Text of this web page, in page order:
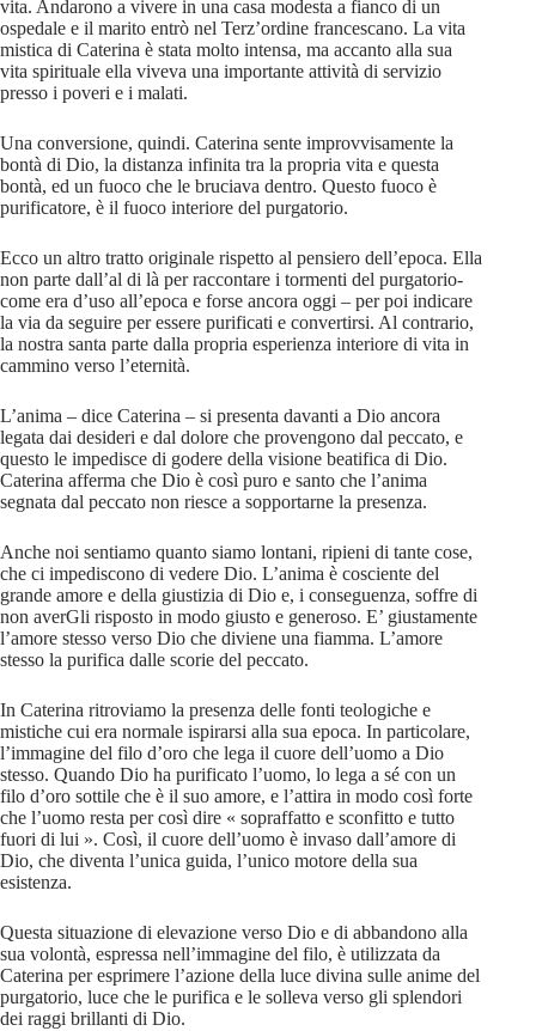
vita. Andarono a vivere in una casa modesta a fianco di un
ospedale e il marito entrò nel Terz’ordine francescano. La vita
mistica di Caterina è stata molto intensa, ma accanto alla sua
vita spirituale ella viveva una importante attività di servizio
presso i poveri e i malati.
Una conversione, quindi. Caterina sente improvvisamente la
bontà di Dio, la distanza infinita tra la propria vita e questa
bontà, ed un fuoco che le bruciava dentro. Questo fuoco è
purificatore, è il fuoco interiore del purgatorio.
Ecco un altro tratto originale rispetto al pensiero dell’epoca. Ella
non parte dall’al di là per raccontare i tormenti del purgatorio-
come era d’uso all’epoca e forse ancora oggi – per poi indicare
la via da seguire per essere purificati e convertirsi. Al contrario,
la nostra santa parte dalla propria esperienza interiore di vita in
cammino verso l’eternità.
L’anima – dice Caterina – si presenta davanti a Dio ancora
legata dai desideri e dal dolore che provengono dal peccato, e
questo le impedisce di godere della visione beatifica di Dio.
Caterina afferma che Dio è così puro e santo che l’anima
segnata dal peccato non riesce a sopportarne la presenza.
Anche noi sentiamo quanto siamo lontani, ripieni di tante cose,
che ci impediscono di vedere Dio. L’anima è cosciente del
grande amore e della giustizia di Dio e, i conseguenza, soffre di
non averGli risposto in modo giusto e generoso. E’ giustamente
l’amore stesso verso Dio che diviene una fiamma. L’amore
stesso la purifica dalle scorie del peccato.
In Caterina ritroviamo la presenza delle fonti teologiche e
mistiche cui era normale ispirarsi alla sua epoca. In particolare,
l’immagine del filo d’oro che lega il cuore dell’uomo a Dio
stesso. Quando Dio ha purificato l’uomo, lo lega a sé con un
filo d’oro sottile che è il suo amore, e l’attira in modo così forte
che l’uomo resta per così dire « sopraffatto e sconfitto e tutto
fuori di lui ». Così, il cuore dell’uomo è invaso dall’amore di
Dio, che diventa l’unica guida, l’unico motore della sua
esistenza.
Questa situazione di elevazione verso Dio e di abbandono alla
sua volontà, espressa nell’immagine del filo, è utilizzata da
Caterina per esprimere l’azione della luce divina sulle anime del
purgatorio, luce che le purifica e le solleva verso gli splendori
dei raggi brillanti di Dio.